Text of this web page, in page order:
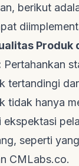
berikut
Produk
Pertahankan
tertandingi
tidak hanya
ekspektasi
seperti
CMLabs.co.